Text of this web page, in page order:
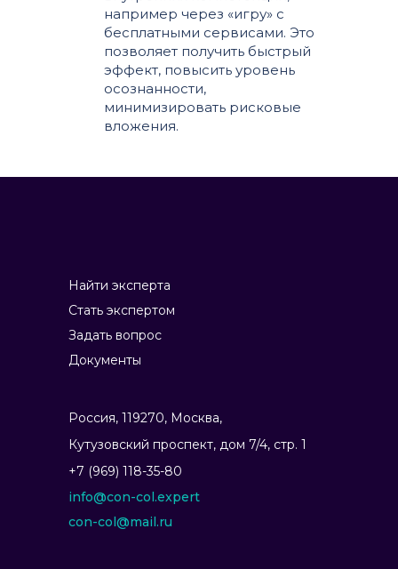
например через «игру» с
бесплатными сервисами. Это
позволяет получить быстрый
эффект, повысить уровень
осознанности,
минимизировать рисковые
вложения.
Найти эксперта
Стать экспертом
Задать вопрос
Документы
Россия, 119270, Москва,
info@con-col.expert
+7 (969) 118-35-80
Ку­тузов­ский прос­пект, дом 7/4, стр. 1
con-col@mail.ru